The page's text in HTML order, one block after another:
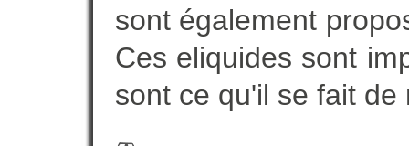
sont également
Ces eliquides sont
sont ce qu'il se fait